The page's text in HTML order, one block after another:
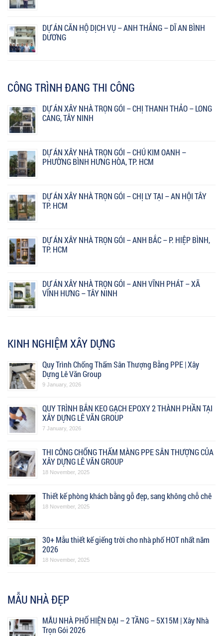
DỰ ÁN CĂN HỘ DỊCH VỤ – ANH THẮNG – DĨ AN BÌNH
DƯƠNG
CÔNG TRÌNH ĐANG THI CÔNG
DỰ ÁN XÂY NHÀ TRỌN GÓI – CHỊ THANH THẢO – LONG
CANG, TÂY NINH
DỰ ÁN XÂY NHÀ TRỌN GÓI – CHÚ KIM OANH –
PHƯỜNG BÌNH HƯNG HÒA, TP. HCM
DỰ ÁN XÂY NHÀ TRỌN GÓI – CHỊ LY TẠI – AN HỘI TÂY
TP. HCM
DỰ ÁN XÂY NHÀ TRỌN GÓI – ANH BẮC – P. HIỆP BÌNH,
TP. HCM
DỰ ÁN XÂY NHÀ TRỌN GÓI – ANH VĨNH PHÁT – XÃ
VĨNH HƯNG – TÂY NINH
KINH NGHIỆM XÂY DỰNG
Quy Trình Chống Thấm Sân Thượng Bằng PPE | Xây
Dựng Lê Văn Group
9 January, 2026
QUY TRÌNH BẮN KEO GẠCH EPOXY 2 THÀNH PHẦN TẠI
XÂY DỰNG LÊ VĂN GROUP
7 January, 2026
THI CÔNG CHỐNG THẤM MÀNG PPE SÂN THƯỢNG CỦA
XÂY DỰNG LÊ VĂN GROUP
18 November, 2025
Thiết kế phòng khách bằng gỗ đẹp, sang không chỗ chê
18 November, 2025
30+ Mẫu thiết kế giếng trời cho nhà phố HOT nhất năm
2026
18 November, 2025
MẪU NHÀ ĐẸP
MẪU NHÀ PHỐ HIỆN ĐẠI – 2 TẦNG – 5X15M | Xây Nhà
Trọn Gói 2026